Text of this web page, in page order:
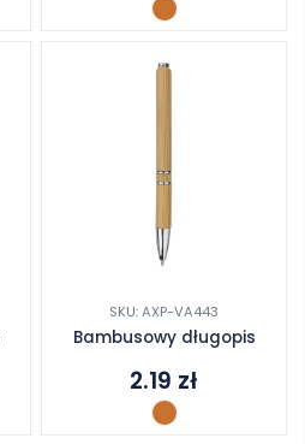
SKU: AXP-VA443
Bambusowy długopis
2.19 zł